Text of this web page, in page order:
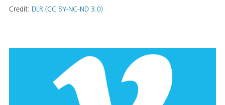
Credit: DLR (CC BY-NC-ND 3.0)